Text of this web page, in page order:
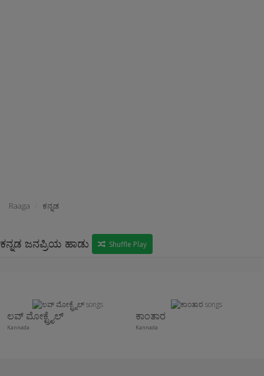
Raaga ಕನ್ನಡ
ಕನ್ನಡ ಜನಪ್ರಿಯ ಹಾಡು Shuffle Play
ಲವ್ ಮೋಕ್ಟ್ರೈಲ್
Kannada
ಕಾಂತಾರ
Kannada